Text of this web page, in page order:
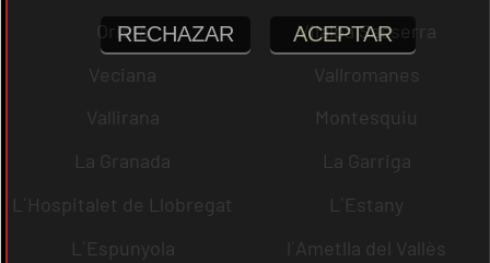
Oristà
Vilalba Sasserra
Veciana
Vallromanes
Vallirana
Montesquiu
La Granada
La Garriga
L´Hospitalet de Llobregat
L´Estany
L´Espunyola
l´Ametlla del Vallès
RECHAZAR ACEPTAR